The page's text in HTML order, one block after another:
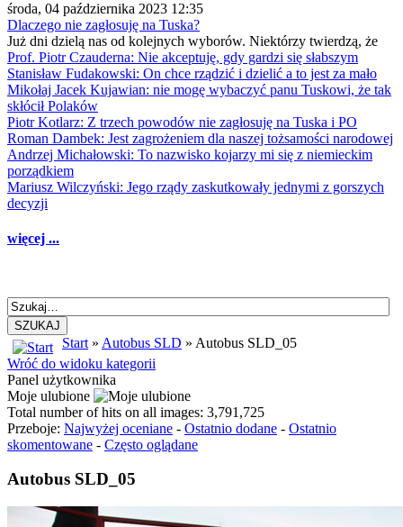
środa, 04 października 2023 12:35
Dlaczego nie zagłosuję na Tuska?
Już dni dzielą nas od kolejnych wyborów. Niektórzy twierdzą, że
Prof. Piotr Czauderna: Nie akceptuję, gdy gardzi się słabszym
Stanisław Fudakowski: On chce rządzić i dzielić a to jest za mało
Mikołaj Jacek Kujawian: nie mogę wybaczyć panu Tuskowi, że tak
skłócił Polaków
Piotr Kotlarz: Z trzech powodów nie zagłosuję na Tuska i PO
Roman Dambek: Jest zagrożeniem dla naszej tożsamości narodowej
Andrzej Michałowski: To nazwisko kojarzy mi się z niemieckim
porządkiem
Mariusz Wilczyński: Jego rządy zaskutkowały jednymi z gorszych
decyzji
więcej ...
SZUKAJ
Start » Autobus SLD » Autobus SLD_05
Wróć do widoku kategorii
Panel użytkownika
Moje ulubione
Total number of hits on all images: 3,791,725
Przeboje: Najwyżej oceniane - Ostatnio dodane - Ostatnio
skomentowane - Często oglądane
Autobus SLD_05